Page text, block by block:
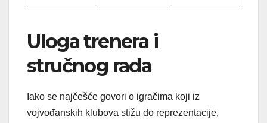
Uloga trenera i
stručnog rada
Iako se najčešće govori o igračima koji iz
vojvođanskih klubova stižu do reprezentacije,